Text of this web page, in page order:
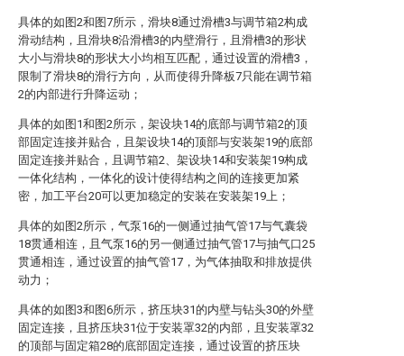
具体的如图2和图7所示，滑块8通过滑槽3与调节箱2构成
滑动结构，且滑块8沿滑槽3的内壁滑行，且滑槽3的形状
大小与滑块8的形状大小均相互匹配，通过设置的滑槽3，
限制了滑块8的滑行方向，从而使得升降板7只能在调节箱
2的内部进行升降运动；
具体的如图1和图2所示，架设块14的底部与调节箱2的顶
部固定连接并贴合，且架设块14的顶部与安装架19的底部
固定连接并贴合，且调节箱2、架设块14和安装架19构成
一体化结构，一体化的设计使得结构之间的连接更加紧
密，加工平台20可以更加稳定的安装在安装架19上；
具体的如图2所示，气泵16的一侧通过抽气管17与气囊袋
18贯通相连，且气泵16的另一侧通过抽气管17与抽气口25
贯通相连，通过设置的抽气管17，为气体抽取和排放提供
动力；
具体的如图3和图6所示，挤压块31的内壁与钻头30的外壁
固定连接，且挤压块31位于安装罩32的内部，且安装罩32
的顶部与固定箱28的底部固定连接，通过设置的挤压块